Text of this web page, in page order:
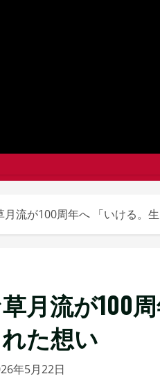
月流が100周年へ 「いける。
月流が100
た想い
年5月22日